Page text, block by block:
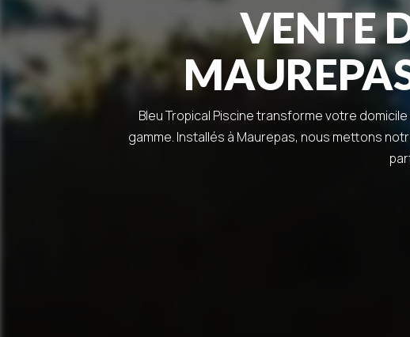
VENTE
Bleu Tropical Piscine transforme votre
gamme. Installés à Maurepas, nous mettons